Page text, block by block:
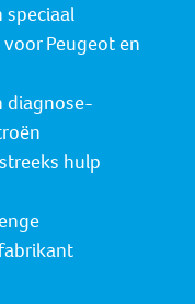
speciaal
Peugeot en
diagnose-
hulp